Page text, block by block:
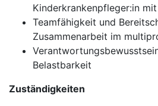
Kinderkrankenpfleger:in mit
Teamfähigkeit und
Zusammenarbeit im
Belastbarkeit
Zuständigkeiten